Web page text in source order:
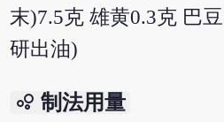
末)7.5克 雄黄0.3克 巴
研出油)
bubble_chart 制法用量